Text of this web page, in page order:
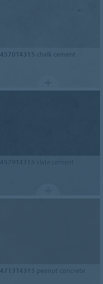
4570T4315 chalk cement
4579T4315 slate cement
4713T4315 peanut concrete